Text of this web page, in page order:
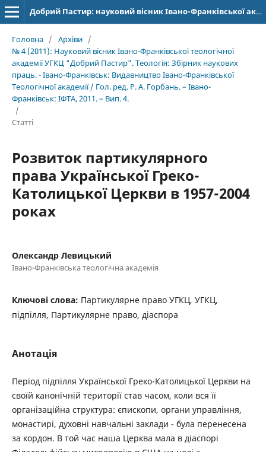
Добрий Пастир: науковий вісник Івано-Франківської академії Івана Золотоустого. Богослов’я. Філософія. Історія
Головна / Архіви /
№ 4 (2011): Науковий вісник Івано-Франківської теологічної
академії УГКЦ "Добрий Пастир". Теологія: Збірник наукових
праць. - Івано-Франківськ: Видавництво Івано-Франківської
Теологічної академії / Гол. ред. Р. А. Горбань. – Івано-
Франківськ: ІФТА, 2011. – Вип. 4.
/
Статті
Розвиток партикулярного
права Української Греко-
Католицької Церкви в 1957-2004
роках
Олександр Левицький
Івано-Франківська теологічна академія
Ключові слова: Партикулярне право УГКЦ, УГКЦ,
підпілля, Партикулярне право, діаспора
Анотація
Період підпілля Української Греко-Католицької Церкви на
своїй канонічній території став часом, коли вся її
організаційна структура: єпископи, органи управління,
монастирі, духовні навчальні заклади - була перенесена
за кордон. В той час наша Церква мала в діаспорі